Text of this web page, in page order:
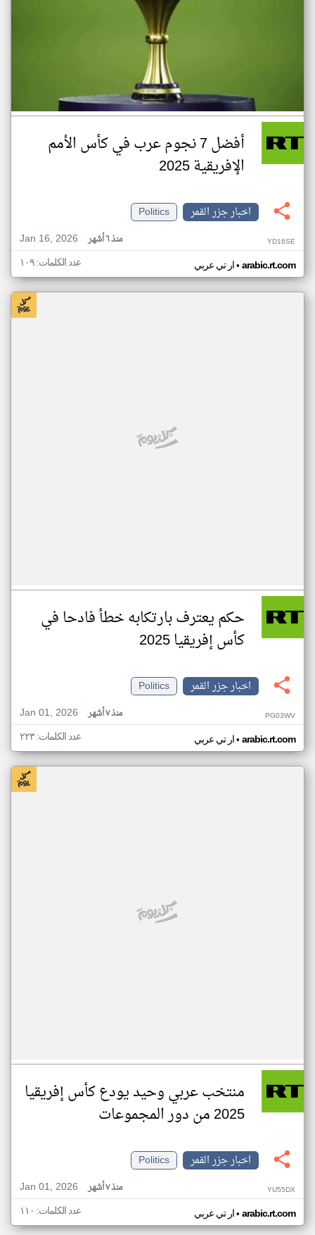
أفضل 7 نجوم عرب في كأس الأمم
الإفريقية 2025
اخبار جزر القمر
Politics
Jan 16, 2026
منذ ٦ أشهر YD16SE
ار تي عربي• arabic.rt.com عدد الكلمات: ١٠٩
حكم يعترف بارتكابه خطأ فادحا في
كأس إفريقيا 2025
اخبار جزر القمر
Politics
Jan 01, 2026
منذ ٧ أشهر PG03WV
ار تي عربي• arabic.rt.com عدد الكلمات: ٢٢٣
منتخب عربي وحيد يودع كأس إفريقيا
2025 من دور المجموعات
اخبار جزر القمر
Politics
Jan 01, 2026
منذ ٧ أشهر YU55DX
ار تي عربي• arabic.rt.com عدد الكلمات: ١١٠